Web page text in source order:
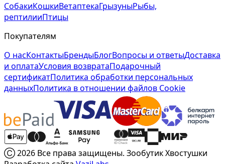
СобакиКошкиВетаптекаГрызуныРыбы,
рептилииПтицы
Покупателям
О насКонтактыБрендыБлогВопросы и ответыДоставка
и оплатаУсловия возвратаПодарочный
сертификатПолитика обработки персональных
данныхПолитика в отношении файлов Cookie
Ⓒ 2026 Все права защищены. Зообутик Хвостушки